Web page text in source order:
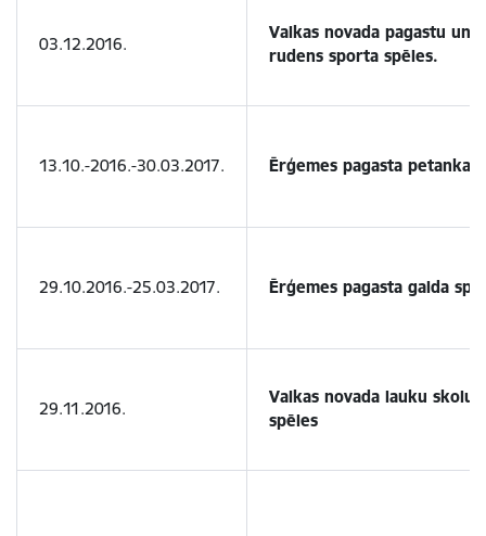
03.12.2016.
Valkas novada pagastu un
rudens sporta spēles.
13.10.-2016.-30.03.2017. Ērģemes pagasta petanka
29.10.2016.-25.03.2017. Ērģemes pagasta galda
29.11.2016.
Valkas novada lauku skolu
spēles